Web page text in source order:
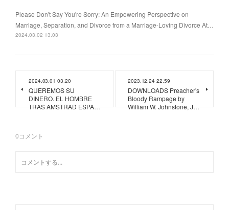
Please Don't Say You're Sorry: An Empowering Perspective on
Marriage, Separation, and Divorce from a Marriage-Loving Divorce At…
2024.03.02 13:03
2024.03.01 03:20
QUEREMOS SU
DINERO. EL HOMBRE
TRAS AMSTRAD ESPA…
2023.12.24 22:59
DOWNLOADS Preacher's
Bloody Rampage by
William W. Johnstone, J…
0コメント